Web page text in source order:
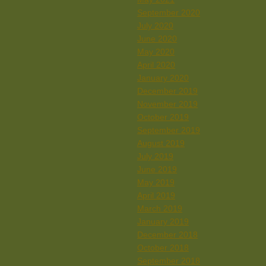
September 2020
July 2020
June 2020
May 2020
April 2020
January 2020
December 2019
November 2019
October 2019
September 2019
August 2019
July 2019
June 2019
May 2019
April 2019
March 2019
January 2019
December 2018
October 2018
September 2018